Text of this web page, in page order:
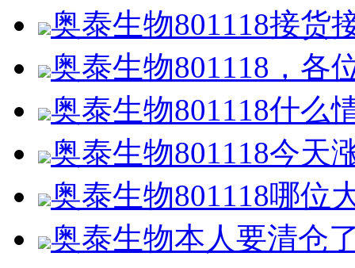
奥泰生物801118接货
奥泰生物801118，各
奥泰生物801118什么
奥泰生物801118今天
奥泰生物801118哪位
奥泰生物本人要清仓